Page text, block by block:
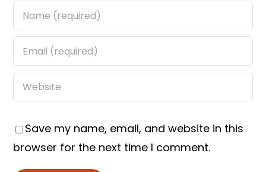
Save my name, email, and website in this
browser for the next time I comment.